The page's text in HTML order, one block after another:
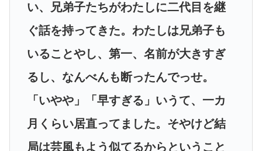
い、兄弟子たちがわたしに二代目を継
ぐ話を持ってきた。わたしは兄弟子も
いることやし、第一、名前が大きすぎ
るし、なんべんも断ったんでっせ。
「いやや」「早すぎる」いうて、一カ
月くらい居直ってました。そやけど結
局は芸風もよう似てるからということ